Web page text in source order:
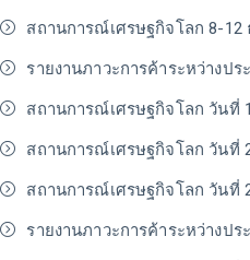
สถานการณ์เศรษฐกิจโลก 8-12
รายงานภาวะการค้าระหว่างป
สถานการณ์เศรษฐกิจโลก วันที่
สถานการณ์เศรษฐกิจโลก วันที่
สถานการณ์เศรษฐกิจโลก วันที่
รายงานภาวะการค้าระหว่างป